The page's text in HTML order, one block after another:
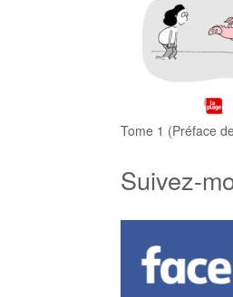
Tome 1 (Préface
Suivez-